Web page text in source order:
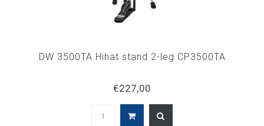
DW 3500TA Hihat stand 2-leg CP3500TA
€227,00